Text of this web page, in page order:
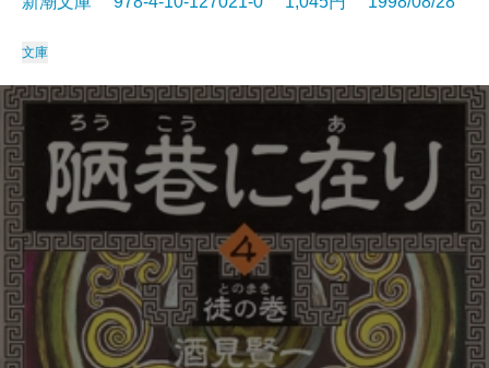
文庫